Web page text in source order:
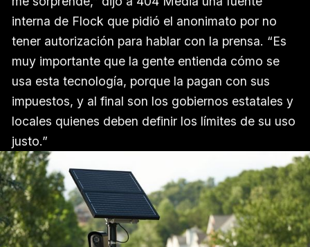
interna de Flock que pidió el anonimato por no
tener autorización para hablar con la prensa. “Es
muy importante que la gente entienda cómo se
usa esta tecnología, porque la pagan con sus
impuestos, y al final son los gobiernos estatales y
locales quienes deben definir los límites de su uso
justo.”